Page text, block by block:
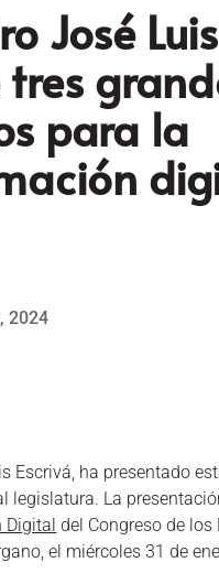
José
para la
2024
Escrivá, ha presentado
legislatura. La
Digital del Congreso de
el miércoles 31 de